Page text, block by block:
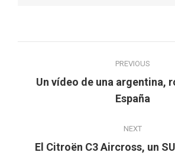
navigation
PREVIOUS
Previous
post:
Un vídeo de una argentina,
España
NEXT
Next
El Citroën C3 Aircross, un